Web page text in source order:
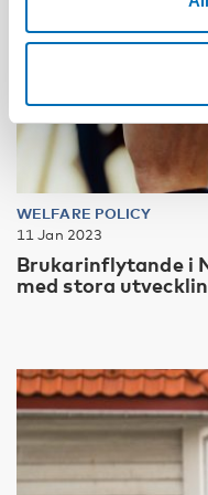
WELFARE POLICY
11 Jan 2023
Brukarinflytande i
med stora